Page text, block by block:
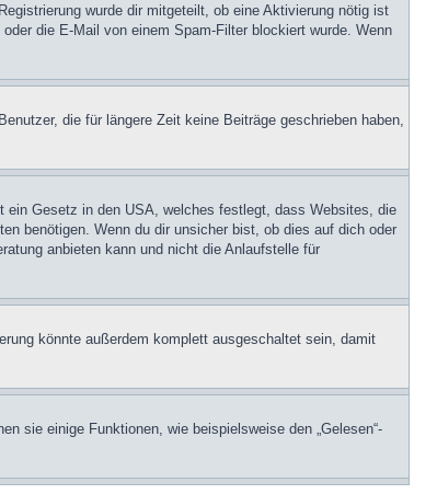
wurde dir mitgeteilt, ob eine Aktivierung nötig ist
die E-Mail von einem Spam-Filter blockiert wurde. Wenn
die für längere Zeit keine Beiträge geschrieben haben,
Gesetz in den USA, welches festlegt, dass Websites, die
benötigen. Wenn du dir unsicher bist, ob dies auf dich oder
anbieten kann und nicht die Anlaufstelle für
könnte außerdem komplett ausgeschaltet sein, damit
sie einige Funktionen, wie beispielsweise den „Gelesen“-